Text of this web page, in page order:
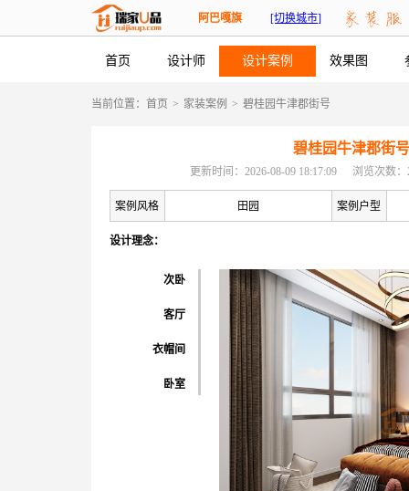
阿巴嘎旗 [切换城市]
首页 设计师 设计案例 效果图
当前位置： 首页 > 家装案例 > 碧桂园牛津郡街号
碧桂园牛津郡街号
更新时间：2026-08-09 18:17:09 浏览次数：
案例风格 田园 案例户型
设计理念：
次卧
客厅
衣帽间
卧室